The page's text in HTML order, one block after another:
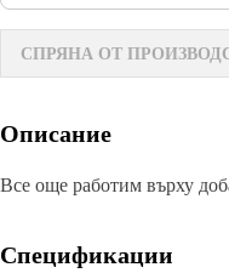
СПРЯНА ОТ
Описание
Все още работим върху
Спецификации